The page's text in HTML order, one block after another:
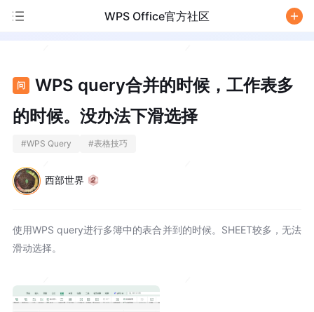
WPS Office官方社区
问
WPS query合并的时候，工作表多
的时候。没办法下滑选择
#WPS Query #表格技巧
西部世界
使用WPS query进行多簿中的表合并到的时候。SHEET较多，无法
滑动选择。